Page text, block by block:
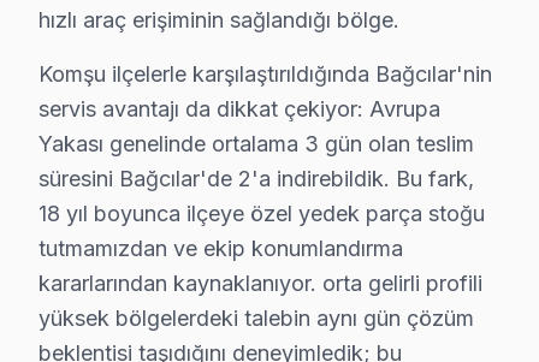
1. Müşteri bildirir, servis ekibi arıza semptomlarını
3. Arıza kaynağı tespit edilir: panel mi, anakart mı, güç
4. Yazılı fiyat teklifi sunulur; onay olmadan işlem
5. Orijinal veya OEM eşdeğer Techwood parça ile
6. Tüm fonksiyonlar kapsamlı test edilir; garanti
Techwood TV Bakım Tavsiyeleri
bu TV TV'ler için en yaygın kullanıcı hatası; güç
Techwood televizyon ünitesi'niz arızalandığında
hızlı araç erişiminin sağlandığı bölge.
Komşu ilçelerle karşılaştırıldığında Bağcılar'nin
servis avantajı da dikkat çekiyor: Avrupa
Yakası genelinde ortalama 3 gün olan teslim
süresini Bağcılar'de 2'a indirebildik. Bu fark,
18 yıl boyunca ilçeye özel yedek parça stoğu
tutmamızdan ve ekip konumlandırma
kararlarından kaynaklanıyor. orta gelirli profili
yüksek bölgelerdeki talebin aynı gün çözüm
beklentisi taşıdığını deneyimledik; bu